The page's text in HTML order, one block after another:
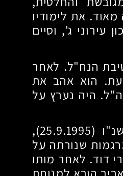
את לימודיו
ג', וסיים
הנח"ל. לאחר
הוא אהב את
היה נערץ על
(25.9.1995)
,
שנורתה על
דוד. לאחר מותו